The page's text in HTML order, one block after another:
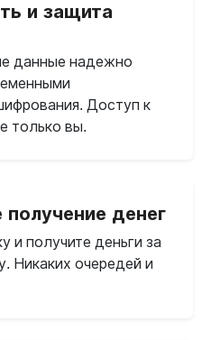
и защита
данные надежно
Доступ к
только вы.
получение денег
и получите деньги за
Никаких очередей и